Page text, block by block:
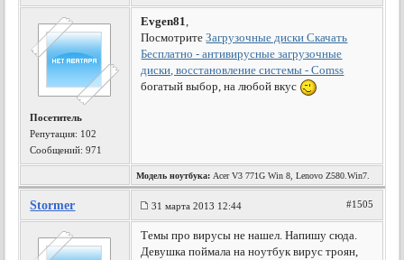
Посетитель
Репутация: 102
Сообщений: 971
Evgen81,
ПосмотритеЗагрузочные диски Скачать
Бесплатно - антивирусные загрузочные
диски, восстановление системы - Comss
богатый выбор, на любой вкус
Модель ноутбука: Acer V3 771G Win 8, Lenovo Z580.Win7.
Stormer 31 марта 2013 12:44 #1505
Темы про вирусы не нашел. Напишу сюда.
Девушка поймала на ноутбук вирус троян,